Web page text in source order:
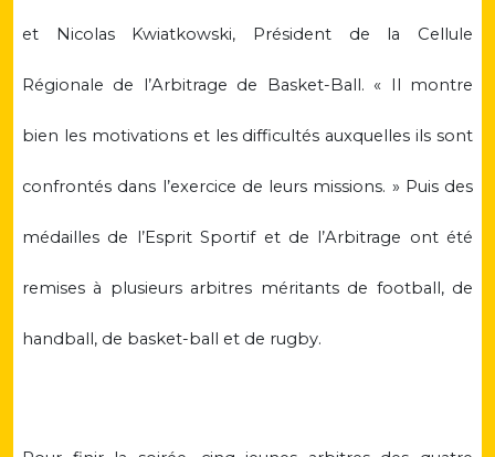
et Nicolas Kwiatkowski, Président de la Cellule
Régionale de l’Arbitrage de Basket-Ball. « Il montre
bien les motivations et les difficultés auxquelles ils sont
confrontés dans l’exercice de leurs missions. » Puis des
médailles de l’Esprit Sportif et de l’Arbitrage ont été
remises à plusieurs arbitres méritants de football, de
handball, de basket-ball et de rugby.